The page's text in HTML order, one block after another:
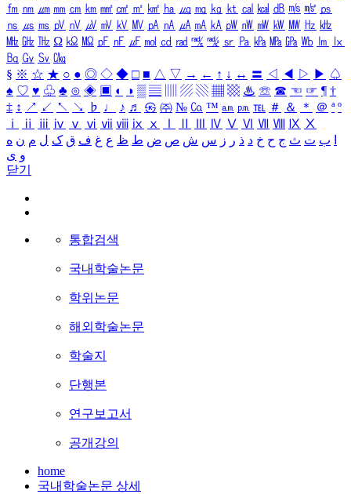
㎙ ㎚ ㎛ ㎜ ㎝ ㎞ ㎟ ㎠ ㎡ ㎢ ㏊ ㎍ ㎎ ㎏ ㏏ ㎈ ㎉ ㏈ ㎧ ㎨ ㎰
㎱ ㎲ ㎳ ㎴ ㎵ ㎶ ㎷ ㎸ ㎹ ㎀ ㎁ ㎂ ㎃ ㎄ ㎺ ㎻ ㎽ ㎾ ㎿ ㎐ ㎑
㎒ ㎓ ㎔ Ω ㏀ ㏁ ㎊ ㎋ ㎌ ㏖ ㏅ ㎭ ㎮ ㎯ ㏛ ㎩ ㎪ ㎫ ㎬ ㏝ ㏐
㏓
㏃ ㏉ ㏜ ㏆
§ ※ ☆ ★ ○ ● ◎ ◇ ◆ □ ■ △ ▽ → ← ↑ ↓ ↔ 〓 ◁ ◀ ▷ ▶ ♤
♠ ♡ ♥ ♧ ♣ ⊙ ◈ ▣ ◐ ◑ ▒ ▤ ▨ ▧ ▦ ▩ ♨ ☏ ☎ ☜ ☞ ¶ †
‡ ↕ ↗ ↙ ↖ ↘ ♭ ♩ ♪ ♬ ㉿ ㈜ № ㏇ ™ ㏂ ㏘ ℡ ＃ ＆ ＊ ＠ ª º
ⅰ
ⅱ ⅲ ⅳ ⅴ ⅵ ⅶ ⅷ ⅸ ⅹ Ⅳ Ⅴ Ⅵ Ⅶ Ⅷ Ⅸ Ⅹ
ب ت ث ج ح خ د ذ ر ز س ش ص ض ط ظ ع غ ف ق ک ل م ن ه
و ی
닫기
통합검색
국내학술논문
학위논문
해외학술논문
학술지
단행본
연구보고서
공개강의
home
국내학술논문 상세